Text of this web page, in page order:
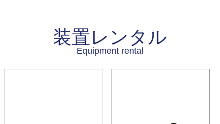
装置レンタル
Equipment rental